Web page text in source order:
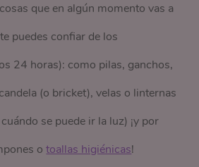
que en algún momento vas a
puedes confiar de los
24 horas): como pilas, ganchos,
(o bricket), velas o linternas
se puede ir la luz) ¡y por
otoallas higiénicas!